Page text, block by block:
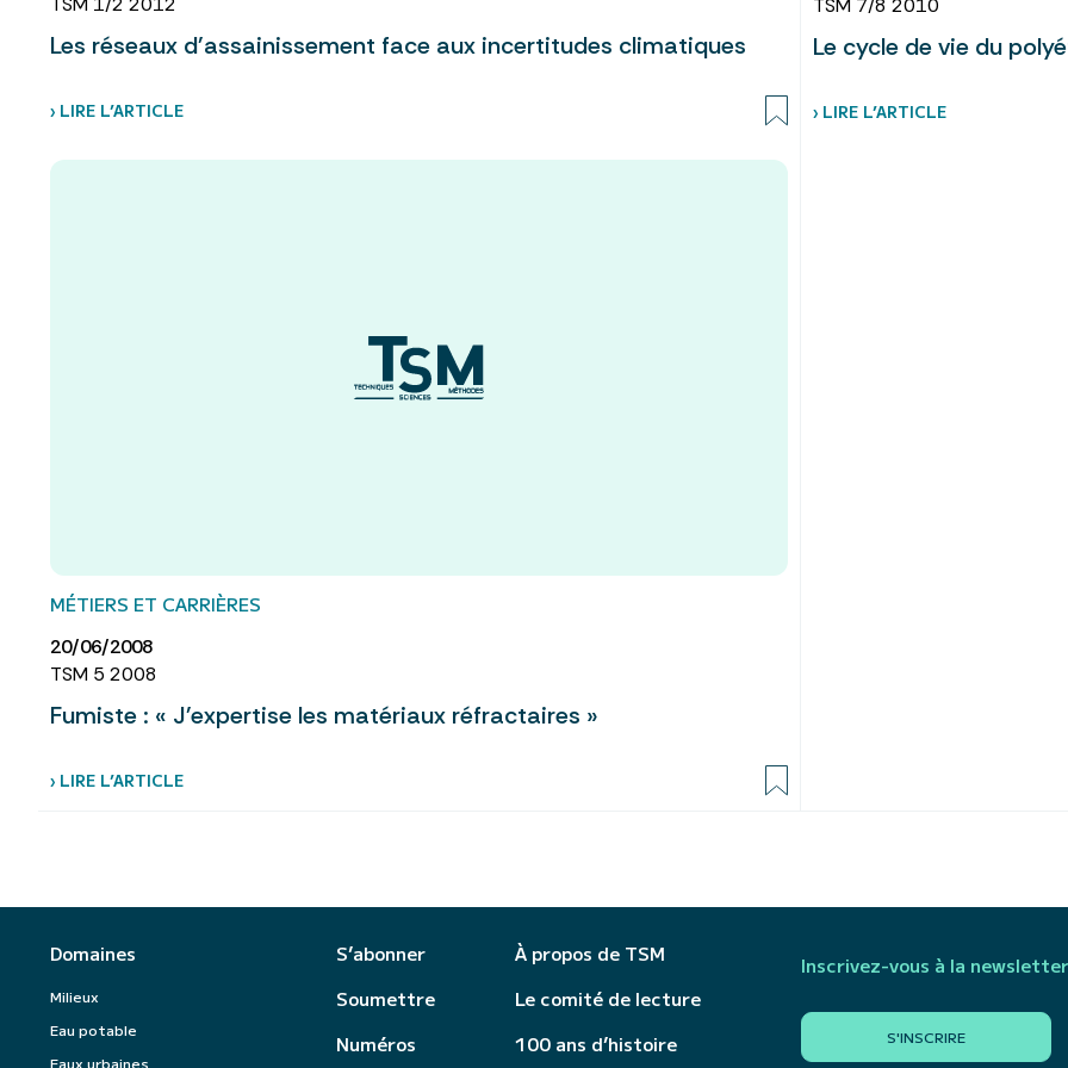
Les réseaux d'assainissement face aux incertitudes climatiques
› LIRE L’ARTICLE
TSM 7/8 2010
Le cycle de vie du
› LIRE L’ARTICLE
MÉTIERS ET CARRIÈRES
20/06/2008
TSM 5 2008
Fumiste : « J'expertise les matériaux réfractaires »
› LIRE L’ARTICLE
Domaines
Milieux
Eau potable
Eaux urbaines
S’abonner
Soumettre
Numéros
À propos de TSM
Le comité de lecture
100 ans d’histoire
Inscrivez-vous à la newsletter
S'INSCRIRE